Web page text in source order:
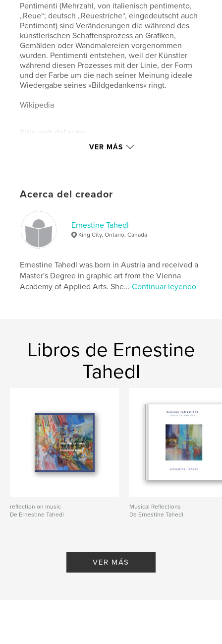
Pentimenti (Mehrzahl, von italienisch pentimento,
„Reue“; deutsch „Reuestriche“, eingedeutscht auch
Pentiment) sind Veränderungen die während des
künstlerischen Schaffensprozess an Grafiken,
Gemälden oder Wandmalereien vorgenommen
wurden. Pentimenti entstehen, weil der Künstler
während diesen Prozesses mit der Linie, der Form
und der Farbe um die nach seiner Meinung ideale
Wiedergabe seines »Bildgedankens« ringt.
Wikipedia
Sitio web del autor
N.º de páginas:
Fecha de publicación:jun. 19, 2020
Idioma
German
Bilder
VER MÁS
Acerca del creador
Ernestine Tahedl
King City, Ontario, Canada
Ernestine Tahedl was born in Austria and received a
Master's Degree in graphic art from the Vienna
Academy of Applied Arts. She...Continuar leyendo
Libros de Ernestine
Tahedl
reflection on music
De Ernestine Tahedl
Musical Reflections
De Ernestine Tahedl
VER MÁS